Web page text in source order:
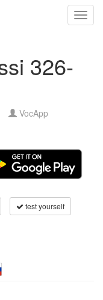
326-
VocApp
test yourself